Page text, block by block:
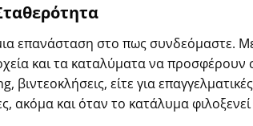
επανάσταση στο πως συνδεόμαστε. Με
και τα καταλύματα να προσφέρουν
βιντεοκλήσεις, είτε για
και όταν το κατάλυμα